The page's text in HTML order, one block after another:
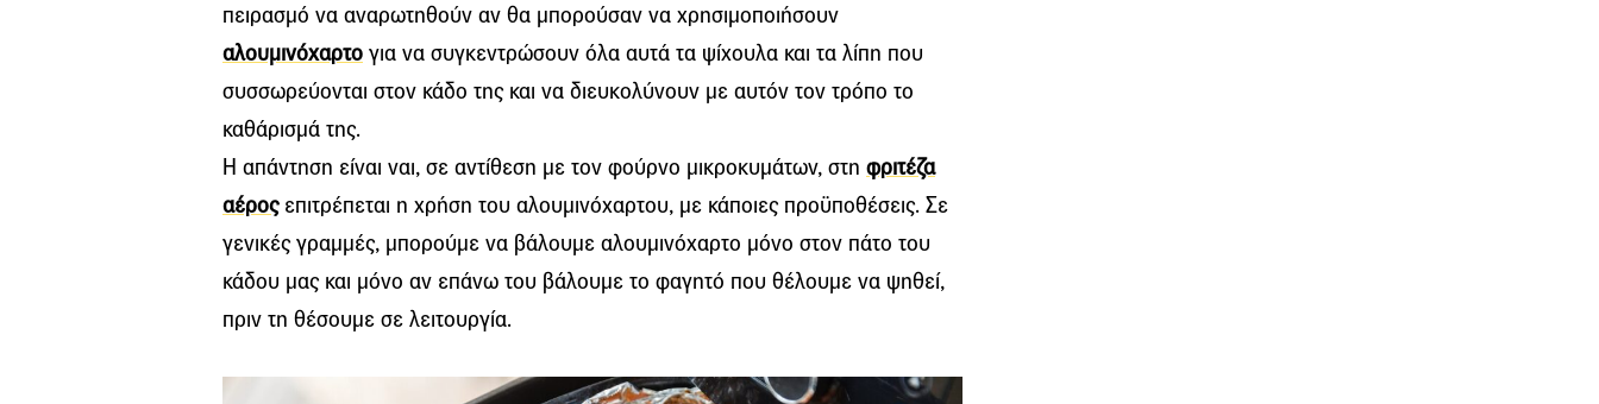
πειρασμό να αναρωτηθούν αν θα μπορούσαν να χρησιμοποιήσουν
αλουμινόχαρτο για να συγκεντρώσουν όλα αυτά τα ψίχουλα και τα λίπη που
συσσωρεύονται στον κάδο της και να διευκολύνουν με αυτόν τον τρόπο το
καθάρισμά της.
Η απάντηση είναι ναι, σε αντίθεση με τον φούρνο μικροκυμάτων, στη φριτέζα
αέροςεπιτρέπεται η χρήση του αλουμινόχαρτου, με κάποιες προϋποθέσεις. Σε
γενικές γραμμές, μπορούμε να βάλουμε αλουμινόχαρτο μόνο στον πάτο του
κάδου μας και μόνο αν επάνω του βάλουμε το φαγητό που θέλουμε να ψηθεί,
πριν τη θέσουμε σε λειτουργία.